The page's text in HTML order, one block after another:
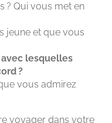
? Qui vous met en
jeune et que vous
lesquelles
?
vous admirez
voyager dans votre